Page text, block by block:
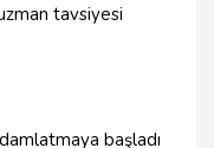
tavsiyesi
başladı